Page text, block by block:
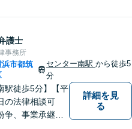
休日対応可能】
極力用いずに平
な説明を心がけ
、まずは一度お
頂ければと思い
護士
事務所
浜市都筑
センター南駅から徒歩5
分
駅徒歩5分】【平
の法律相談可
争、事業承継・
詳細を見
る